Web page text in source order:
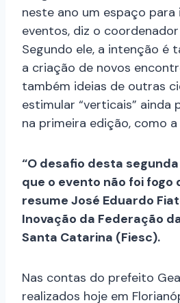
neste ano um espaço
eventos, diz o
Segundo ele, a intenção é
a criação de novos
também ideias de outras
estimular “verticais” ainda
na primeira edição, como
“O desafio desta
que o evento não foi fogo
resume José Eduardo
Inovação da Federação
Santa Catarina (Fiesc).
Nas contas do prefeito
realizados hoje em